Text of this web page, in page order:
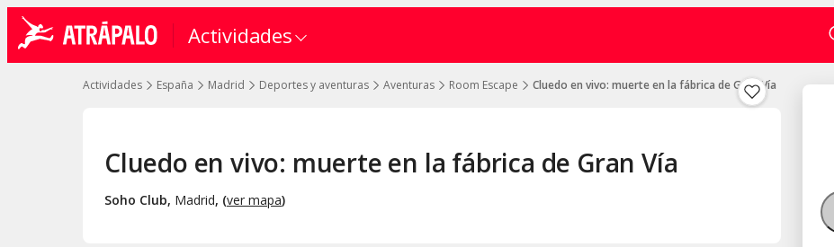
Actividades
Actividades España Madrid Deportes y aventuras Aventuras Room Escape Cluedo en vivo: muerte en la fábrica de Gran Vía
Cluedo en vivo: muerte en la fábrica de Gran Vía
Soho Club, Madrid, (ver mapa)